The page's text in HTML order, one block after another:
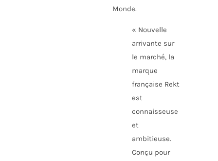
Monde.
« Nouvelle
arrivante sur
le marché, la
marque
française Rekt
est
connaisseuse
et
ambitieuse.
Conçu pour